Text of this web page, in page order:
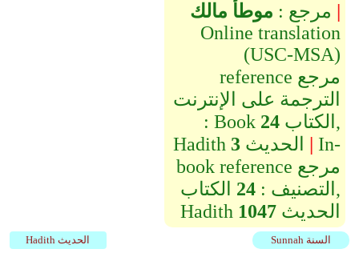
مرجع : موطأ مالك
|
Online translation
(USC-MSA)
reference مرجع
الترجمة على الإنترنت
: Book 24الكتاب,
Hadith 3 | In-
book reference مرجع
التصنيف :24 الكتاب,
Hadith 1047 الحديث
Sunnah السنة Hadith الحديث